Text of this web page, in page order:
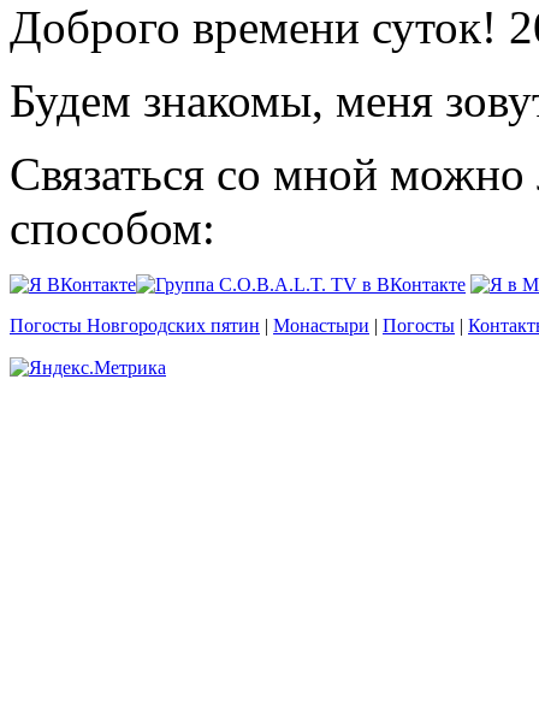
Доброго времени суток!
Будем знакомы, меня
Связаться со мной
способом:
Погосты Новгородских пятин | Монастыри | Погосты |